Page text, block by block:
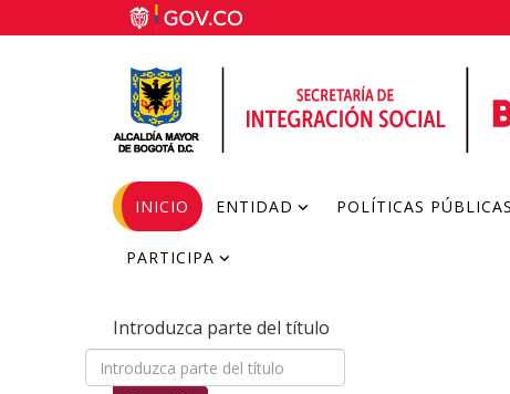
INICIO ENTIDAD POLÍTICAS PÚBLICAS
PARTICIPA
Introduzca parte del título